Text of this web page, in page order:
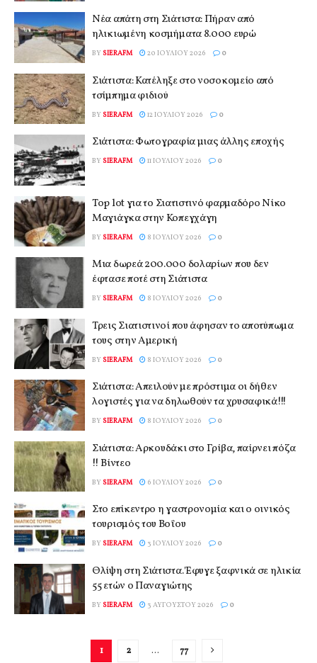
Νέα απάτη στη Σιάτιστα: Πήραν από
ηλικιωμένη κοσμήματα 8.000 ευρώ
BY SIERAFM 20 ΙΟΥΛΊΟΥ 2026 0
Σιάτιστα: Κατέληξε στο νοσοκομείο από
τσίμπημα φιδιού
BY SIERAFM 12 ΙΟΥΛΊΟΥ 2026 0
Σιάτιστα: Φωτογραφία μιας άλλης εποχής
BY SIERAFM 11 ΙΟΥΛΊΟΥ 2026 0
Top lot για το Σιατιστινό φαρμαδόρο Νίκο
Μαγιάγκα στην Κοπεγχάγη
BY SIERAFM 8 ΙΟΥΛΊΟΥ 2026 0
Μια δωρεά 200.000 δολαρίων που δεν
έφτασε ποτέ στη Σιάτιστα
BY SIERAFM 8 ΙΟΥΛΊΟΥ 2026 0
Τρεις Σιατιστινοί που άφησαν το αποτύπωμα
τους στην Αμερική
BY SIERAFM 8 ΙΟΥΛΊΟΥ 2026 0
Σιάτιστα: Απειλούν με πρόστιμα οι δήθεν
λογιστές για να δηλωθούν τα χρυσαφικά!!!
BY SIERAFM 8 ΙΟΥΛΊΟΥ 2026 0
Σιάτιστα: Αρκουδάκι στο Γρίβα, παίρνει πόζα
!! Βίντεο
BY SIERAFM 6 ΙΟΥΛΊΟΥ 2026 0
Στο επίκεντρο η γαστρονομία και ο οινικός
τουρισμός του Βοΐου
BY SIERAFM 3 ΙΟΥΛΊΟΥ 2026 0
Θλίψη στη Σιάτιστα. Έφυγε ξαφνικά σε ηλικία
55 ετών ο Παναγιώτης
BY SIERAFM 3 ΑΥΓΟΎΣΤΟΥ 2026 0
1 2 … 77